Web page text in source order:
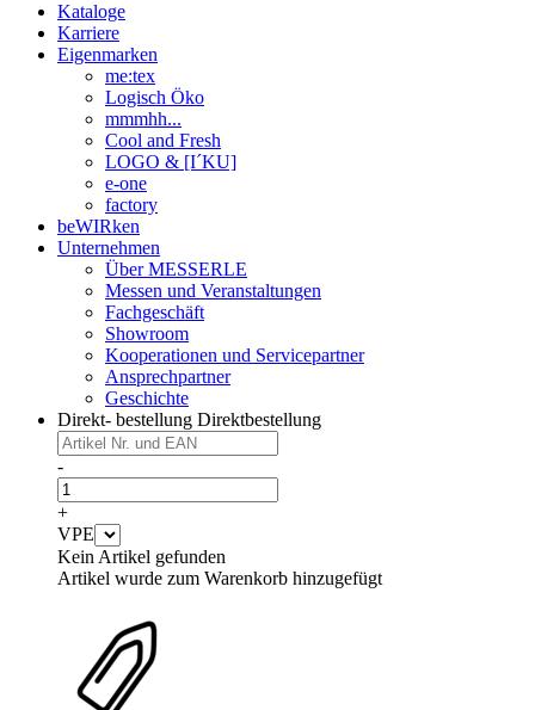
Kataloge
Karriere
Eigenmarken
me:tex
Logisch Öko
mmmhh...
Cool and Fresh
LOGO & [I´KU]
e-one
factory
beWIRken
Unternehmen
Über MESSERLE
Messen und Veranstaltungen
Fachgeschäft
Showroom
Kooperationen und Servicepartner
Ansprechpartner
Geschichte
Direkt- bestellung Direktbestellung
-
+
VPE
Kein Artikel gefunden
Artikel wurde zum Warenkorb hinzugefügt